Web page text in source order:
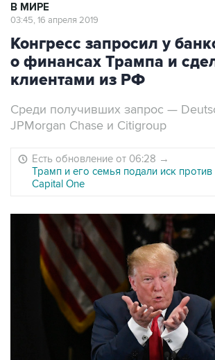
В МИРЕ
03:45, 16 апреля 2019
Конгресс запросил у
о финансах Трампа и
клиентами из РФ
Среди получивших запрос —
JPMorgan Chase и Citigroup
Есть обновление от 06:28 →
Трамп и его семья подали иск
Capital One